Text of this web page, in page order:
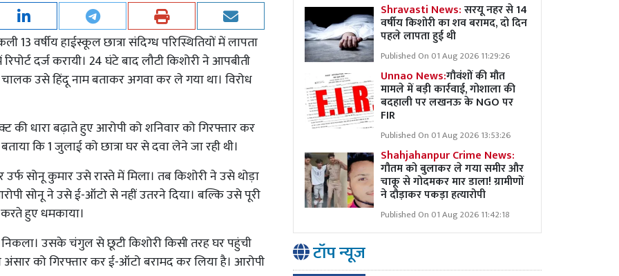
13 वर्षीय हाईस्कूल छात्रा संदिग्ध परिस्थितियों में लापता
दर्ज करायी। 24 घंटे बाद लौटी किशोरी ने आपबीती
उसे हिंदू नाम बताकर अगवा कर ले गया था। विरोध
धारा बढ़ाते हुए आरोपी को शनिवार को गिरफ्तार कर
कि 1 जुलाई को छात्रा घर से दवा लेने जा रही थी।
सोनू कुमार उसे रास्ते में मिला। तब किशोरी ने उसे थोड़ा
सोनू ने उसे ई-ऑटो से नहीं उतरने दिया। बल्कि उसे पूरी
हुए धमकाया।
उसके चंगुल से छूटी किशोरी किसी तरह घर पहुंची
को गिरफ्तार कर ई-ऑटो बरामद कर लिया है। आरोपी
Shravasti News:सरयू नहर से 14
वर्षीय किशोरी का शव बरामद, दो दिन
पहले लापता हुई थी
Published On 01 Aug 2026 11:29:26
Unnao News:गौवंशों की मौत
मामले में बड़ी कार्रवाई, गोशाला की
बदहाली पर लखनऊ के NGO पर
FIR
Published On 01 Aug 2026 13:53:26
Shahjahanpur Crime News:
गौतम को बुलाकर ले गया समीर और
चाकू से गोदमकर मार डाला! ग्रामीणों
ने दौड़ाकर पकड़ा हत्यारोपी
Published On 01 Aug 2026 11:42:18
टॉप न्यूज